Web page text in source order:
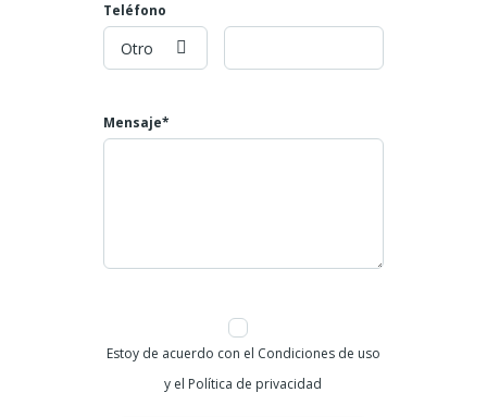
Teléfono
Otro
Mensaje*
Estoy de acuerdo con el Condiciones de uso
y el Política de privacidad